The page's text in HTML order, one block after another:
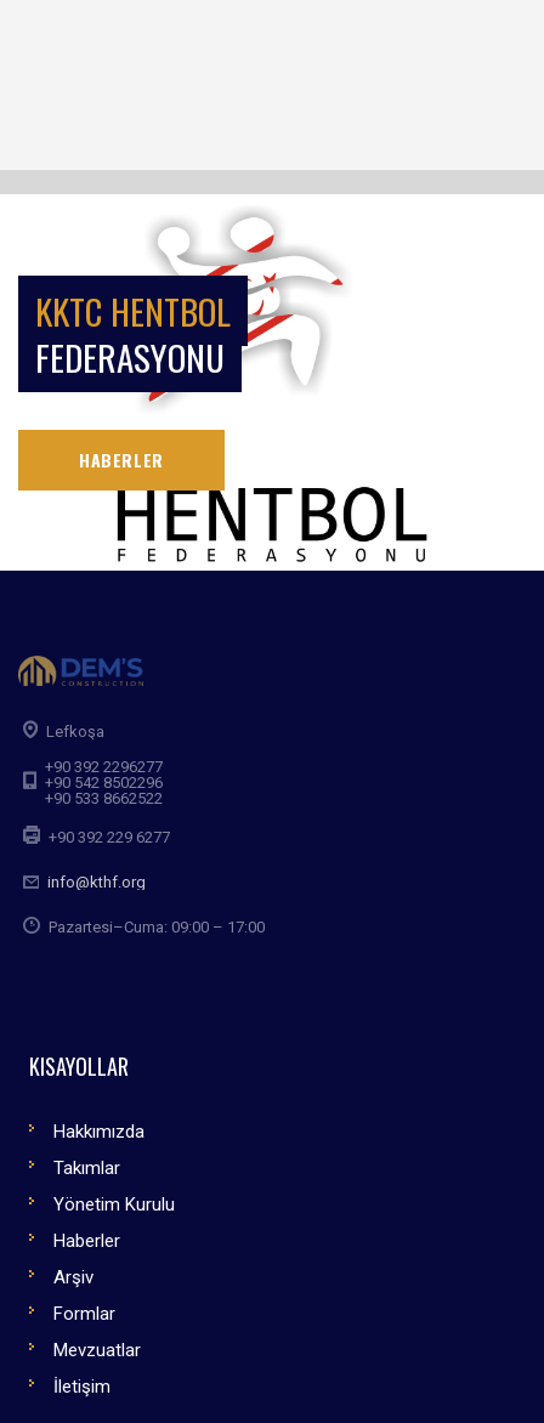
KKTC HENTBOL
FEDERASYONU
HABERLER
Lefkoşa
+90 392 2296277
+90 542 8502296
+90 533 8662522
+90 392 229 6277
info@kthf.org
Pazartesi–Cuma: 09:00 – 17:00
KISAYOLLAR
Hakkımızda
Takımlar
Yönetim Kurulu
Haberler
Arşiv
Formlar
Mevzuatlar
İletişim